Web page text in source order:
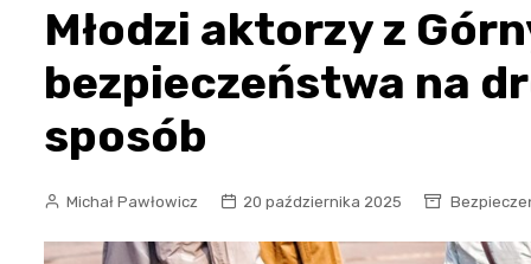
Młodzi aktorzy z
bezpieczeństwa na
sposób
Michał Pawłowicz 20 października 2025